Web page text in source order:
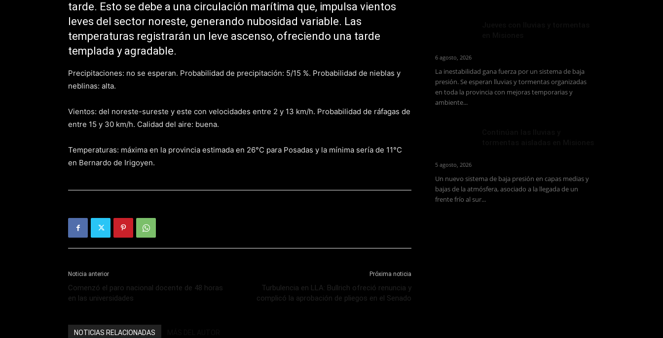
tarde. Esto se debe a una circulación marítima que, impulsa vientos
leves del sector noreste, generando nubosidad variable. Las
temperaturas registrarán un leve ascenso, ofreciendo una tarde
templada y agradable.
Precipitaciones: no se esperan. Probabilidad de precipitación: 5/15 %. Probabilidad de nieblas y
neblinas: alta.
Vientos: del noreste-sureste y este con velocidades entre 2 y 13 km/h. Probabilidad de ráfagas de
entre 15 y 30 km/h. Calidad del aire: buena.
Temperaturas: máxima en la provincia estimada en 26°C para Posadas y la mínima sería de 11°C
en Bernardo de Irigoyen.
Noticia anterior
Comenzó el paro nacional docente de 48 horas
en las universidades
Próxima noticia
Turbulencia en LLA: Bullrich ofreció renuncia y
complicó la aprobación de pliegos en el Senado
NOTICIAS RELACIONADAS
6 agosto, 2026
La inestabilidad gana fuerza por un sistema de baja
presión. Se esperan lluvias y tormentas organizadas
en toda la provincia con mejoras temporarias y
ambiente...
5 agosto, 2026
Un nuevo sistema de baja presión en capas medias y
bajas de la atmósfera, asociado a la llegada de un
frente frío al sur...